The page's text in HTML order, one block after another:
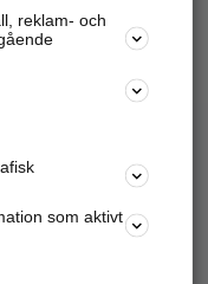
mm.
företaget
annonsera mot
nära dig.
reklam- och
som aktivt